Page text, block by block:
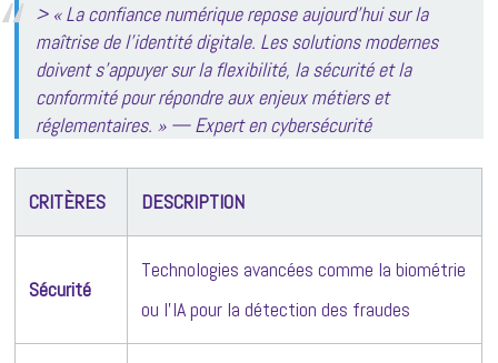
> « La confiance numérique repose aujourd’hui sur la
maîtrise de l’identité digitale. Les solutions modernes
doivent s’appuyer sur la flexibilité, la sécurité et la
conformité pour répondre aux enjeux métiers et
réglementaires. » — Expert en cybersécurité
CRITÈRES DESCRIPTION
Sécurité
Technologies avancées comme la biométrie
ou l’IA pour la détection des fraudes